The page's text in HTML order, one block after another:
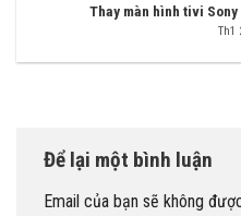
Thay màn hình tivi
Th1
Để lại một bình luận
Email của bạn sẽ không